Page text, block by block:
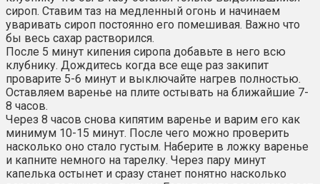
сироп. Ставим таз на медленный огонь и начинаем
уваривать сироп постоянно его помешивая. Важно что
бы весь сахар растворился.
После 5 минут кипения сиропа добавьте в него всю
клубнику. Дождитесь когда все еще раз закипит
проварите 5-6 минут и выключайте нагрев полностью.
Оставляем варенье на плите остывать на ближайшие 7-
8 часов.
Через 8 часов снова кипятим варенье и варим его как
минимум 10-15 минут. После чего можно проверить
насколько оно стало густым. Наберите в ложку варенье
и капните немного на тарелку. Через пару минут
капелька остынет и сразу станет понятно насколько